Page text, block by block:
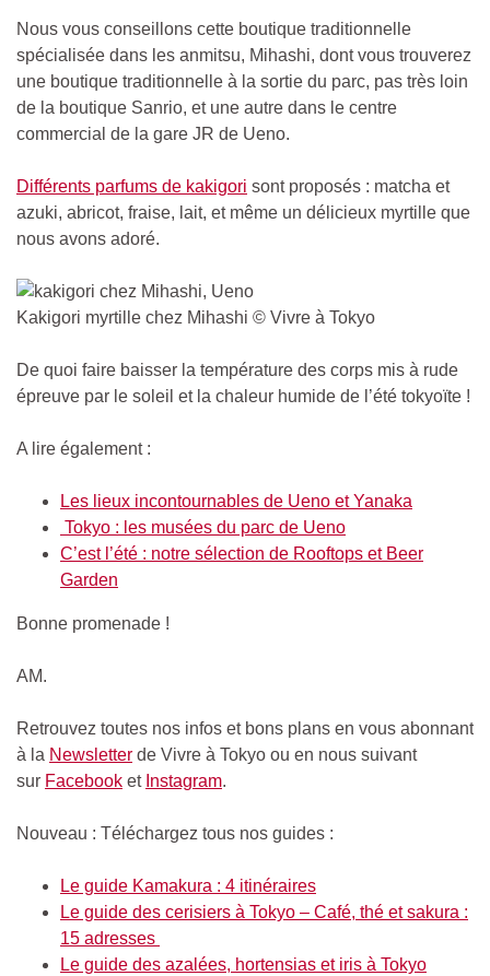
Nous vous conseillons cette boutique traditionnelle
spécialisée dans les anmitsu, Mihashi, dont vous trouverez
une boutique traditionnelle à la sortie du parc, pas très loin
de la boutique Sanrio, et une autre dans le centre
commercial de la gare JR de Ueno.
Différents parfums de kakigori sont proposés : matcha et
azuki, abricot, fraise, lait, et même un délicieux myrtille que
nous avons adoré.
Kakigori myrtille chez Mihashi © Vivre à Tokyo
De quoi faire baisser la température des corps mis à rude
épreuve par le soleil et la chaleur humide de l’été tokyoïte !
A lire également :
Les lieux incontournables de Ueno et Yanaka
Tokyo : les musées du parc de Ueno
C’est l’été : notre sélection de Rooftops et Beer
Garden
Bonne promenade !
AM.
Retrouvez toutes nos infos et bons plans en vous abonnant
à la Newsletter de Vivre à Tokyo ou en nous suivant
sur Facebook et Instagram.
Nouveau : Téléchargez tous nos guides :
Le guide Kamakura : 4 itinéraires
Le guide des cerisiers à Tokyo – Café, thé et sakura :
15 adresses
Le guide des azalées, hortensias et iris à Tokyo